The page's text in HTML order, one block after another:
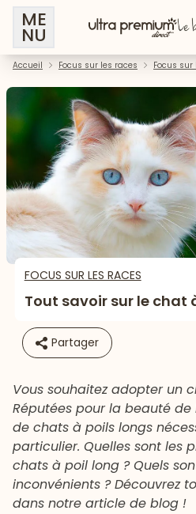
ME
NU
Accueil Focus sur les races Focus
FOCUS SUR LES RACES
Tout savoir sur le chat
Partager
Vous souhaitez adopter un
Réputées pour la beauté
de chats à poils longs
particulier. Quelles sont les
chats à poil long ? Quels
inconvénients ? Découvrez
dans notre article de blog !